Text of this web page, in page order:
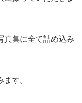
真集に全て詰め込み
す。